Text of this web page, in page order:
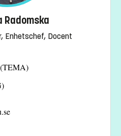
Enhetschef, Docent
(TEMA)